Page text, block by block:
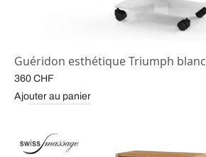
Guéridon esthétique Triumph blanc
360 CHF
Ajouter au panier